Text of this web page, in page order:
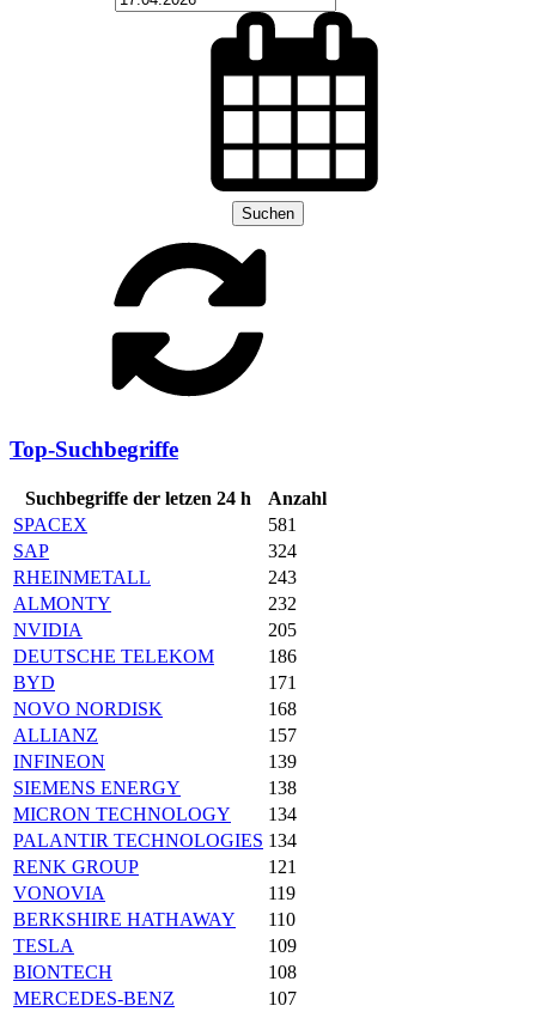
Suchen
Top-Suchbegriffe
Suchbegriffe der letzen 24 h
Anzahl
SPACEX
581
SAP
324
RHEINMETALL
243
ALMONTY
232
NVIDIA
205
DEUTSCHE TELEKOM
186
BYD
171
NOVO NORDISK
168
ALLIANZ
157
INFINEON
139
SIEMENS ENERGY
138
MICRON TECHNOLOGY
134
PALANTIR TECHNOLOGIES 134
RENK GROUP
121
VONOVIA
119
BERKSHIRE HATHAWAY
110
TESLA
109
BIONTECH
108
MERCEDES-BENZ
107